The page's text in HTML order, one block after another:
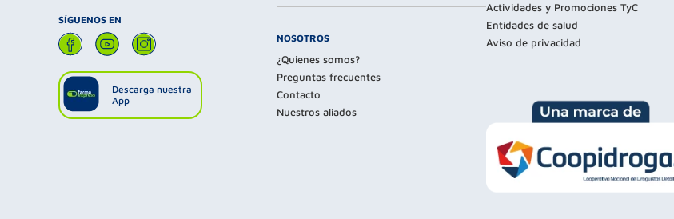
SÍGUENOS EN
Descarga nuestra
App
NOSOTROS
¿Quienes somos?
Preguntas frecuentes
Contacto
Nuestros aliados
Actividades y Promociones TyC
Entidades de salud
Aviso de privacidad